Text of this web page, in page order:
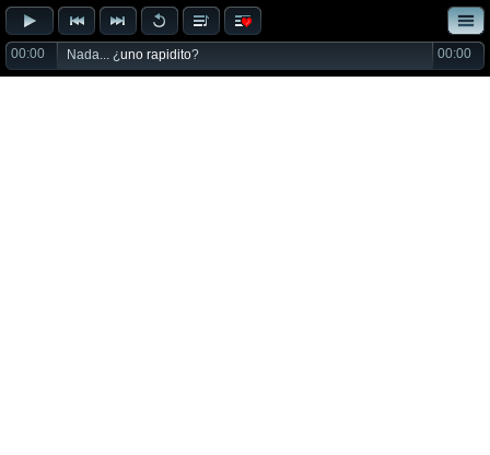
00:00 Nada... ¿uno rapidito? 00:00